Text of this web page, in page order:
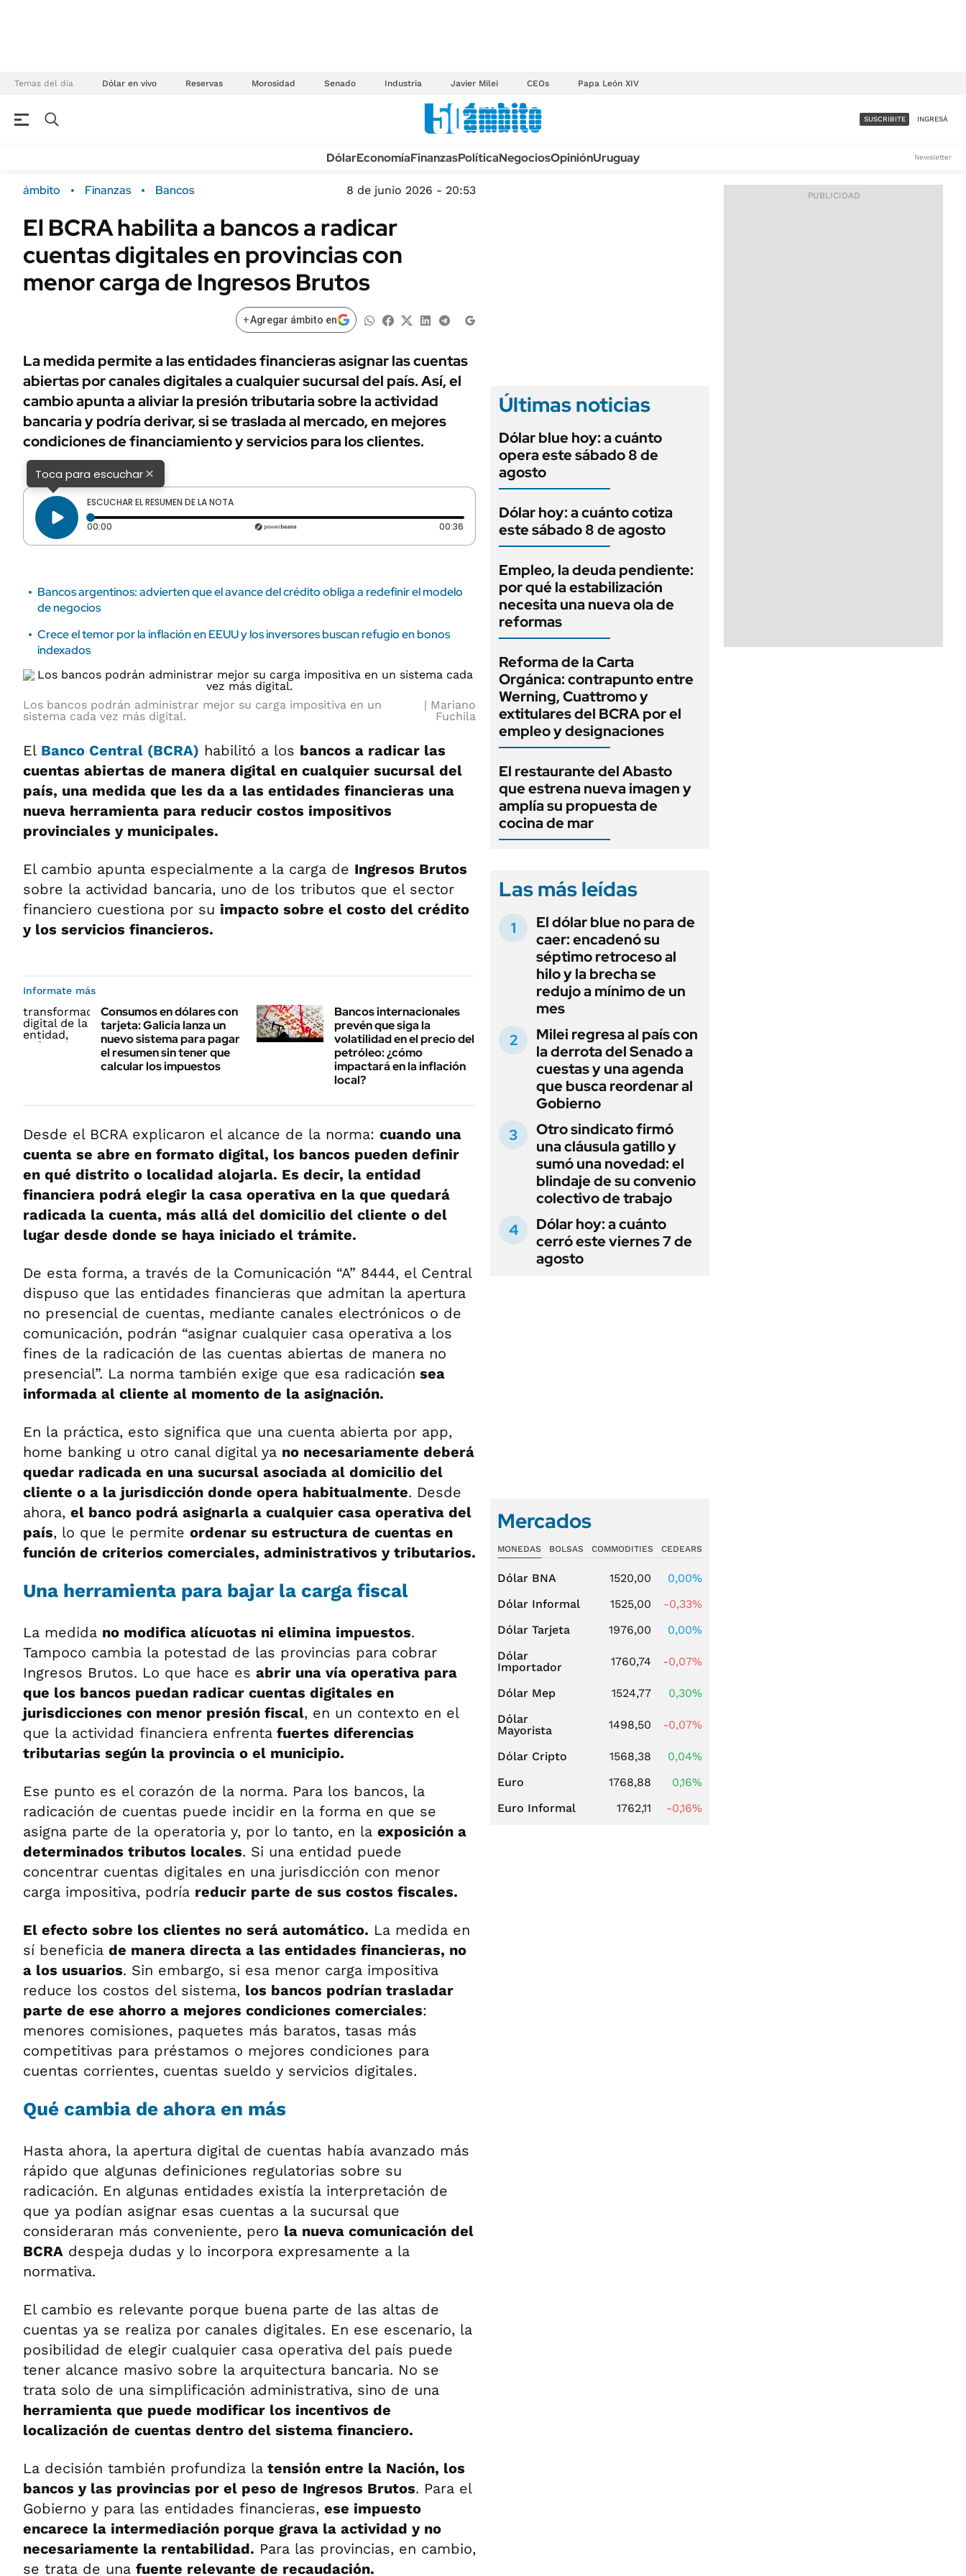
Temas del día Dólar en vivo Reservas Morosidad Senado Industria Javier Milei CEOs Papa León XIV
Campo
FINANZAS
Dólar
Sustentabilidad
ENERGY REPORT
POLÍTICA
URUGUAY
TECNOLOGÍA
MÉXICO
MUNDO
INFORMACIÓN GENERAL
AUTOS
ACCESO FULL - $1.800/MES
SUSCRIBITE INGRESÁ
DólarEconomíaFinanzasPolíticaNegociosOpiniónUruguay Newsletter
ámbito Finanzas Bancos 8 de junio 2026 - 20:53
El BCRA habilita a bancos a radicar
cuentas digitales en provincias con
menor carga de Ingresos Brutos
+Agregar ámbito en
La medida permite a las entidades financieras asignar las cuentas
abiertas por canales digitales a cualquier sucursal del país. Así, el
cambio apunta a aliviar la presión tributaria sobre la actividad
bancaria y podría derivar, si se traslada al mercado, en mejores
condiciones de financiamiento y servicios para los clientes.
Toca para escuchar×
ESCUCHAR EL RESUMEN DE LA NOTA
00:00 Tiempo transcurrido: 0 segundos 00:36 Duración: 36 segundos
Bancos argentinos: advierten que el avance del crédito obliga a redefinir el modelo
de negocios
Crece el temor por la inflación en EEUU y los inversores buscan refugio en bonos
indexados
Los bancos podrán administrar mejor su carga impositiva en un
sistema cada vez más digital.
Mariano
Fuchila
El Banco Central (BCRA) habilitó a los bancos a radicar las
cuentas abiertas de manera digital en cualquier sucursal del
país, una medida que les da a las entidades financieras una
nueva herramienta para reducir costos impositivos
provinciales y municipales.
El cambio apunta especialmente a la carga de Ingresos Brutos
sobre la actividad bancaria, uno de los tributos que el sector
financiero cuestiona por su impacto sobre el costo del crédito
y los servicios financieros.
Informate más
Consumos en dólares con
tarjeta: Galicia lanza un
nuevo sistema para pagar
el resumen sin tener que
calcular los impuestos
Bancos internacionales
prevén que siga la
volatilidad en el precio del
petróleo: ¿cómo
impactará en la inflación
local?
Desde el BCRA explicaron el alcance de la norma: cuando una
cuenta se abre en formato digital, los bancos pueden definir
en qué distrito o localidad alojarla. Es decir, la entidad
financiera podrá elegir la casa operativa en la que quedará
radicada la cuenta, más allá del domicilio del cliente o del
lugar desde donde se haya iniciado el trámite.
De esta forma, a través de la Comunicación “A” 8444, el Central
dispuso que las entidades financieras que admitan la apertura
no presencial de cuentas, mediante canales electrónicos o de
comunicación, podrán “asignar cualquier casa operativa a los
fines de la radicación de las cuentas abiertas de manera no
presencial”. La norma también exige que esa radicación sea
informada al cliente al momento de la asignación.
En la práctica, esto significa que una cuenta abierta por app,
home banking u otro canal digital ya no necesariamente deberá
quedar radicada en una sucursal asociada al domicilio del
cliente o a la jurisdicción donde opera habitualmente. Desde
ahora, el banco podrá asignarla a cualquier casa operativa del
país, lo que le permite ordenar su estructura de cuentas en
función de criterios comerciales, administrativos y tributarios.
Una herramienta para bajar la carga fiscal
La medida no modifica alícuotas ni elimina impuestos.
Tampoco cambia la potestad de las provincias para cobrar
Ingresos Brutos. Lo que hace es abrir una vía operativa para
que los bancos puedan radicar cuentas digitales en
jurisdicciones con menor presión fiscal, en un contexto en el
que la actividad financiera enfrenta fuertes diferencias
tributarias según la provincia o el municipio.
Ese punto es el corazón de la norma. Para los bancos, la
radicación de cuentas puede incidir en la forma en que se
asigna parte de la operatoria y, por lo tanto, en la exposición a
determinados tributos locales. Si una entidad puede
concentrar cuentas digitales en una jurisdicción con menor
carga impositiva, podría reducir parte de sus costos fiscales.
El efecto sobre los clientes no será automático. La medida en
sí beneficia de manera directa a las entidades financieras, no
a los usuarios. Sin embargo, si esa menor carga impositiva
reduce los costos del sistema, los bancos podrían trasladar
parte de ese ahorro a mejores condiciones comerciales:
menores comisiones, paquetes más baratos, tasas más
competitivas para préstamos o mejores condiciones para
cuentas corrientes, cuentas sueldo y servicios digitales.
Qué cambia de ahora en más
Hasta ahora, la apertura digital de cuentas había avanzado más
rápido que algunas definiciones regulatorias sobre su
radicación. En algunas entidades existía la interpretación de
que ya podían asignar esas cuentas a la sucursal que
consideraran más conveniente, pero la nueva comunicación del
BCRA despeja dudas y lo incorpora expresamente a la
normativa.
El cambio es relevante porque buena parte de las altas de
cuentas ya se realiza por canales digitales. En ese escenario, la
posibilidad de elegir cualquier casa operativa del país puede
tener alcance masivo sobre la arquitectura bancaria. No se
trata solo de una simplificación administrativa, sino de una
herramienta que puede modificar los incentivos de
localización de cuentas dentro del sistema financiero.
La decisión también profundiza la tensión entre la Nación, los
bancos y las provincias por el peso de Ingresos Brutos. Para el
Gobierno y para las entidades financieras, ese impuesto
encarece la intermediación porque grava la actividad y no
necesariamente la rentabilidad. Para las provincias, en cambio,
se trata de una fuente relevante de recaudación.
Últimas noticias
Dólar blue hoy: a cuánto
opera este sábado 8 de
agosto
Dólar hoy: a cuánto cotiza
este sábado 8 de agosto
Empleo, la deuda pendiente:
por qué la estabilización
necesita una nueva ola de
reformas
Reforma de la Carta
Orgánica: contrapunto entre
Werning, Cuattromo y
extitulares del BCRA por el
empleo y designaciones
El restaurante del Abasto
que estrena nueva imagen y
amplía su propuesta de
cocina de mar
Las más leídas
El dólar blue no para de
caer: encadenó su
séptimo retroceso al
hilo y la brecha se
redujo a mínimo de un
mes
Milei regresa al país con
la derrota del Senado a
cuestas y una agenda
que busca reordenar al
Gobierno
Otro sindicato firmó
una cláusula gatillo y
sumó una novedad: el
blindaje de su convenio
colectivo de trabajo
Dólar hoy: a cuánto
cerró este viernes 7 de
agosto
Mercados
MONEDAS BOLSAS COMMODITIES CEDEARS
Dólar BNA 1520,00
0,00%
Dólar Informal
1525,00
-0,33%
Dólar Tarjeta
1976,00
0,00%
Dólar
Importador
1760,74 -0,07%
Dólar Mep 1524,77
0,30%
Dólar
Mayorista
1498,50 -0,07%
Dólar Cripto 1568,38
0,04%
Euro
1768,88
0,16%
Euro Informal
1762,11 -0,16%